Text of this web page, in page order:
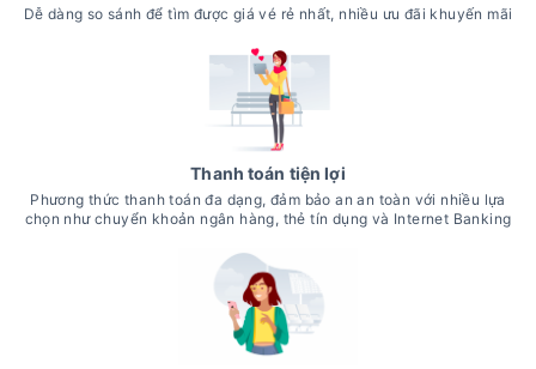
Dễ dàng so sánh để tìm được giá vé rẻ nhất, nhiều ưu đãi khuyến mãi
Thanh toán tiện lợi
Phương thức thanh toán đa dạng, đảm bảo an an toàn với nhiều lựa
chọn như chuyển khoản ngân hàng, thẻ tín dụng và Internet Banking